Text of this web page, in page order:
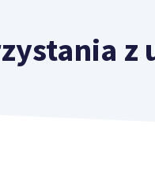
z